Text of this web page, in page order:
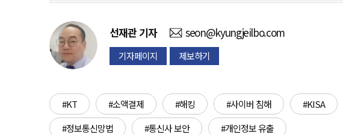
선재관 기자 seon@kyungjeilbo.com
기자페이지 제보하기
#KT #소액결제 #해킹 #사이버 침해 #KISA
#정보통신망법
#통신사 보안 #개인정보 유출